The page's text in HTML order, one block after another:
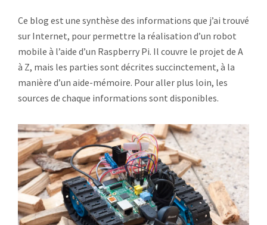
Ce blog est une synthèse des informations que j’ai trouvé
sur Internet, pour permettre la réalisation d’un robot
mobile à l’aide d’un Raspberry Pi. Il couvre le projet de A
à Z, mais les parties sont décrites succinctement, à la
manière d’un aide-mémoire. Pour aller plus loin, les
sources de chaque informations sont disponibles.